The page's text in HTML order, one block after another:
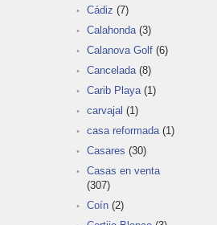
Cádiz (7)
Calahonda(3)
Calanova Golf (6)
Cancelada(8)
Carib Playa(1)
carvajal (1)
casa reformada(1)
Casares (30)
Casas en venta
(307)
Coín (2)